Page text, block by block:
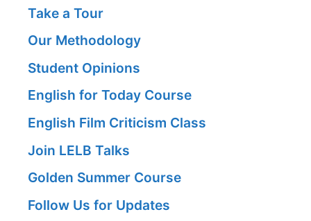
Take a Tour
Our Methodology
Student Opinions
English for Today Course
English Film Criticism Class
Join LELB Talks
Golden Summer Course
Follow Us for Updates